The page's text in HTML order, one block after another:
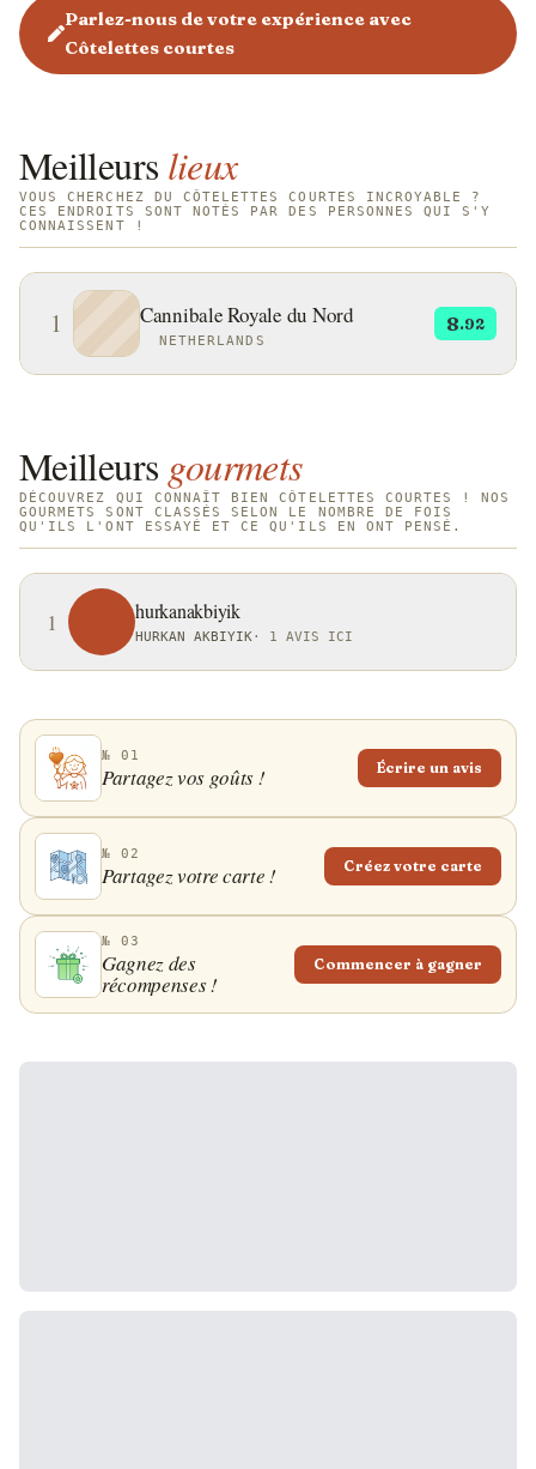
marinées puis grillées. Les ingrédients typiques
incluent l'ail, l'oignon, la sauce soja, le vin et
diverses herbes aromatiques.
Parlez-nous de votre expérience avec
Côtelettes courtes
Meilleurs lieux
VOUS CHERCHEZ DU CÔTELETTES COURTES INCROYABLE ?
CES ENDROITS SONT NOTÉS PAR DES PERSONNES QUI S'Y
CONNAISSENT !
1 Cannibale Royale du Nord
NETHERLANDS
8.92
Meilleurs gourmets
DÉCOUVREZ QUI CONNAÎT BIEN CÔTELETTES COURTES ! NOS
GOURMETS SONT CLASSÉS SELON LE NOMBRE DE FOIS
QU'ILS L'ONT ESSAYÉ ET CE QU'ILS EN ONT PENSÉ.
1 hurkanakbiyik
HURKAN AKBIYIK · 1 AVIS ICI
№ 01
Partagez vos goûts ! Écrire un avis
№ 02
Partagez votre carte ! Créez votre carte
№ 03
Gagnez des
récompenses !
Commencer à gagner